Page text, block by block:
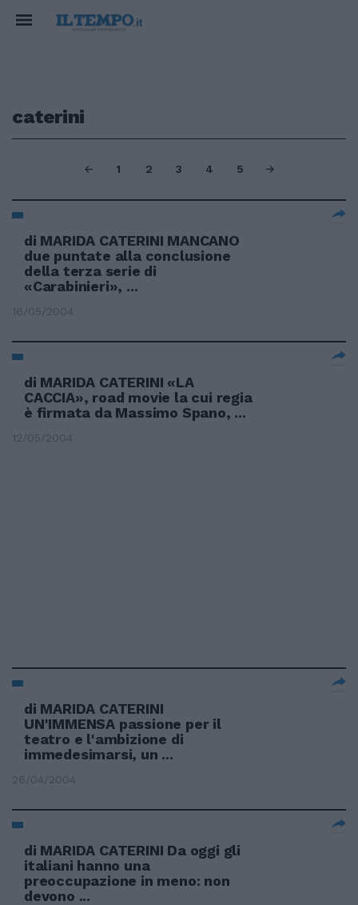
caterini
1 2 3 4 5
di MARIDA CATERINI MANCANO
due puntate alla conclusione
della terza serie di
«Carabinieri», ...
16/05/2004
di MARIDA CATERINI «LA
CACCIA», road movie la cui regia
è firmata da Massimo Spano, ...
12/05/2004
di MARIDA CATERINI
UN'IMMENSA passione per il
teatro e l'ambizione di
immedesimarsi, un ...
26/04/2004
di MARIDA CATERINI Da oggi gli
italiani hanno una
preoccupazione in meno: non
devono ...